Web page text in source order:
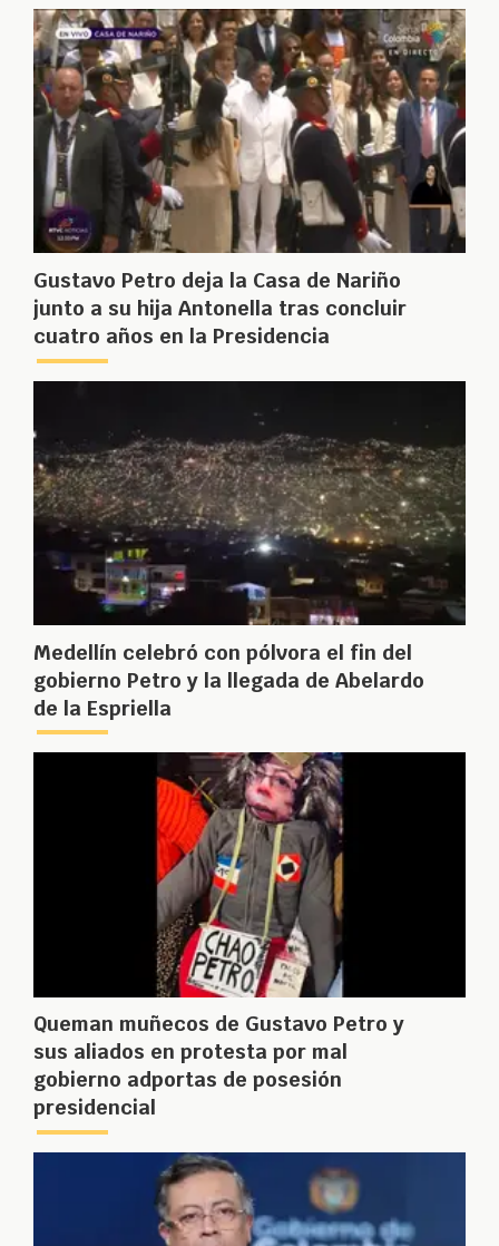
Gustavo Petro deja la Casa de Nariño
junto a su hija Antonella tras concluir
cuatro años en la Presidencia
Medellín celebró con pólvora el fin del
gobierno Petro y la llegada de Abelardo
de la Espriella
Queman muñecos de Gustavo Petro y
sus aliados en protesta por mal
gobierno adportas de posesión
presidencial